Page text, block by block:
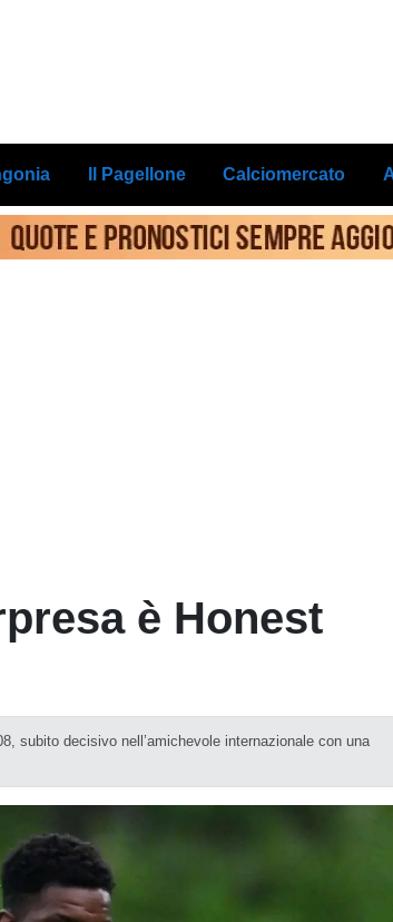
Il Pagellone Calciomercato
è Honest
subito decisivo nell’amichevole internazionale con una